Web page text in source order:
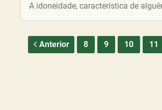
A idoneidade, característica de
Anterior 8 9 10 11